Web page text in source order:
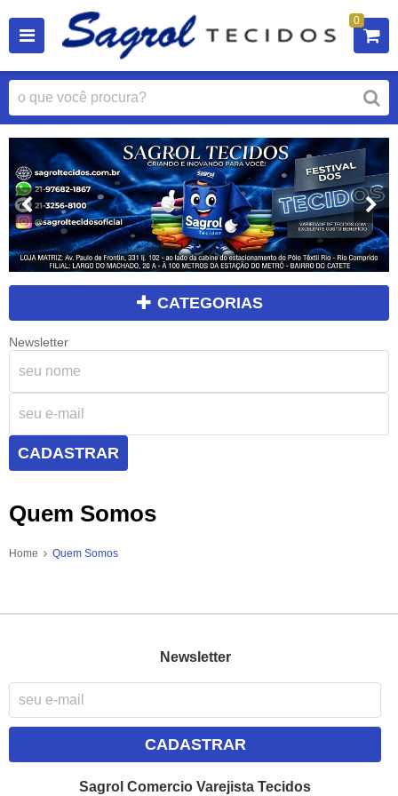
0
CATEGORIAS
Newsletter
CADASTRAR
Quem Somos
Home Quem Somos
Newsletter
CADASTRAR
Sagrol Comercio Varejista Tecidos